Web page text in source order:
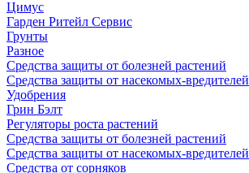
Цимус
Гарден Ритейл Сервис
Грунты
Разное
Средства защиты от болезней растений
Средства защиты от насекомых-вредителей
Удобрения
Грин Бэлт
Регуляторы роста растений
Средства защиты от болезней растений
Средства защиты от насекомых-вредителей
Средства от сорняков